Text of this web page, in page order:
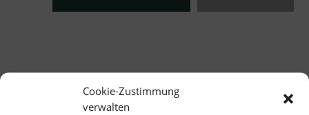
Cookie-Zustimmung
verwalten